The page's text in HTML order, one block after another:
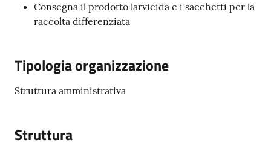
Consegna il prodotto larvicida e i sacchetti per la
raccolta differenziata
Tipologia organizzazione
Struttura amministrativa
Struttura